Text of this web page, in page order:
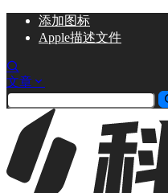
添加图标
Apple描述文件
文章